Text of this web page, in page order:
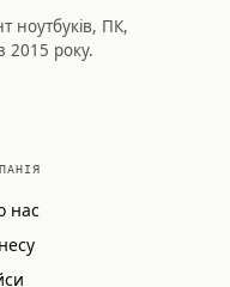
ноутбуків, ПК,
2015 року.
нас